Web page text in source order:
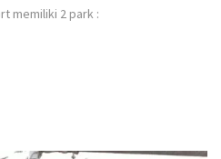
memiliki 2 park :